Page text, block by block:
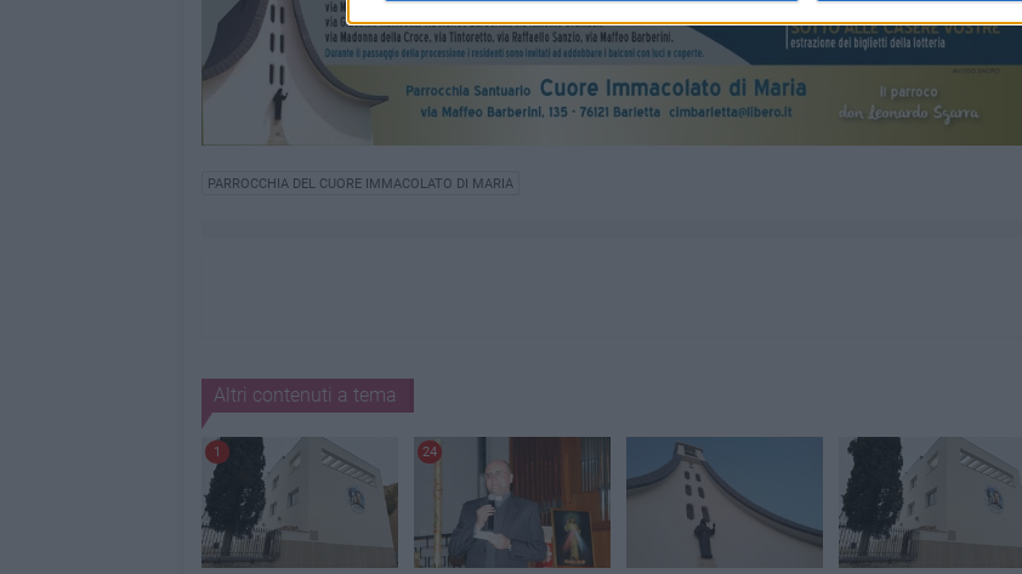
PARROCCHIA DEL CUORE IMMACOLATO DI MARIA
Altri contenuti a tema
1 24